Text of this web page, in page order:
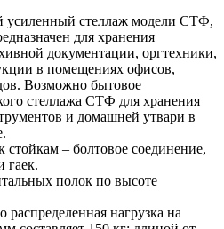
усиленный стеллаж модели СТФ,
для хранения
документации, оргтехники,
в помещениях офисов,
Возможно бытовое
стеллажа СТФ для хранения
и домашней утвари в
стойкам – болтовое соединение,
гаек.
полок по высоте
нагрузка на